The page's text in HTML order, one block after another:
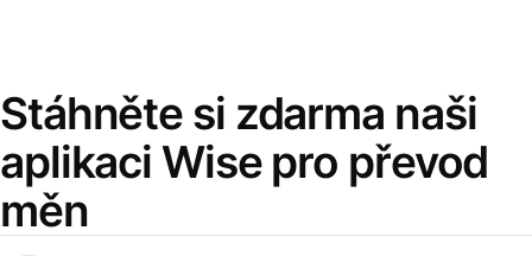
Stáhněte si zdarma naši
aplikaci Wise pro převod
měn